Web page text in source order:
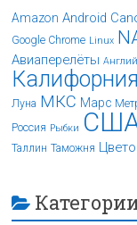
Amazon Android
Google Chrome Linux
Авиаперелёты
Калифорния
Луна МКС Марс
Россия Рыбки
Таллин Таможня